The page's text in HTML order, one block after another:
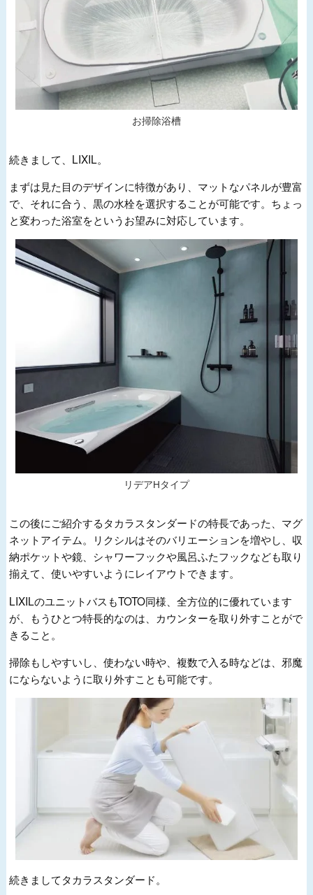
お掃除浴槽
続きまして、LIXIL。
まずは見た目のデザインに特徴があり、マットなパネルが豊富
で、それに合う、黒の水栓を選択することが可能です。ちょっ
と変わった浴室をというお望みに対応しています。
リデアHタイプ
この後にご紹介するタカラスタンダードの特長であった、マグ
ネットアイテム。リクシルはそのバリエーションを増やし、収
納ポケットや鏡、シャワーフックや風呂ふたフックなども取り
揃えて、使いやすいようにレイアウトできます。
LIXILのユニットバスもTOTO同様、全方位的に優れています
が、もうひとつ特長的なのは、カウンターを取り外すことがで
きること。
掃除もしやすいし、使わない時や、複数で入る時などは、邪魔
にならないように取り外すことも可能です。
続きましてタカラスタンダード。